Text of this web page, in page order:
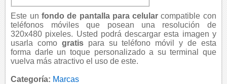
Este un fondo de pantalla para celular compatible con
teléfonos móviles que posean una resolución de
320x480 pixeles. Usted podrá descargar esta imagen y
usarla como gratispara su teléfono móvil y de esta
forma darle un toque personalizado a su terminal que
vuelva más atractivo el uso de este.
Categoría: Marcas